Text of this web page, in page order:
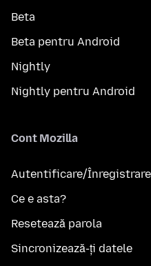
Beta
Beta pentru Android
Nightly
Nightly pentru Android
Cont Mozilla
Autentificare/Înregistrare
Ce e asta?
Resetează parola
Sincronizează-ți datele